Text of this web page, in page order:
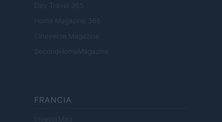
Day Travel 365
Home Magazine 365
Cineverse Magazine
SecondHomeMagazine
FRANCIA
InvestirMag